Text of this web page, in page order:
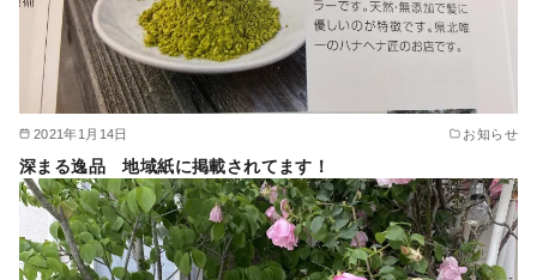
2021年1月14日 お知らせ
深まる逸品 地域紙に掲載されてます！